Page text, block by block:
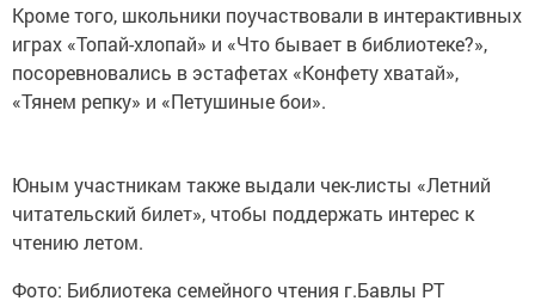
Кроме того, школьники поучаствовали в интерактивных
играх «Топай-хлопай» и «Что бывает в библиотеке?»,
посоревновались в эстафетах «Конфету хватай»,
«Тянем репку» и «Петушиные бои».
Юным участникам также выдали чек-листы «Летний
читательский билет», чтобы поддержать интерес к
чтению летом.
Фото: Библиотека семейного чтения г.Бавлы РТ